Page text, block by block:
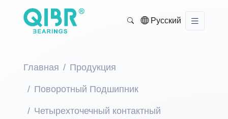
Русский
Главная Продукция
Поворотный Подшипник
Четырехточечный контактный